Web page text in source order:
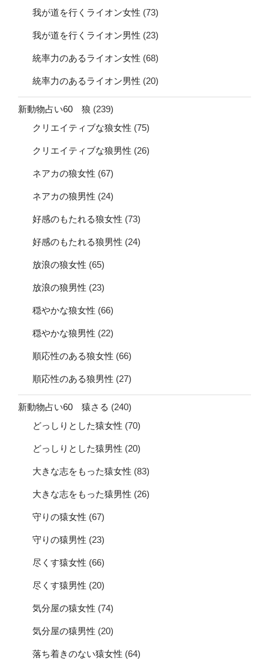
我が道を行くライオン女性 (73)
我が道を行くライオン男性 (23)
統率力のあるライオン女性 (68)
統率力のあるライオン男性 (20)
新動物占い60 狼 (239)
クリエイティブな狼女性 (75)
クリエイティブな狼男性 (26)
ネアカの狼女性 (67)
ネアカの狼男性 (24)
好感のもたれる狼女性 (73)
好感のもたれる狼男性 (24)
放浪の狼女性 (65)
放浪の狼男性 (23)
穏やかな狼女性 (66)
穏やかな狼男性 (22)
順応性のある狼女性 (66)
順応性のある狼男性 (27)
新動物占い60 猿さる (240)
どっしりとした猿女性 (70)
どっしりとした猿男性 (20)
大きな志をもった猿女性 (83)
大きな志をもった猿男性 (26)
守りの猿女性 (67)
守りの猿男性 (23)
尽くす猿女性 (66)
尽くす猿男性 (20)
気分屋の猿女性 (74)
気分屋の猿男性 (20)
落ち着きのない猿女性 (64)